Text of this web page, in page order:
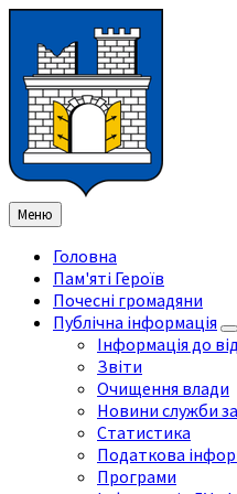
змісту
ліву
бічну
панель
праву
бічну
панель
нижнього
колонтитула
Меню
Головна
Пам'яті Героїв
Почесні громадяни
Публічна інформація
Інформація до
Звіти
Очищення влади
Новини служби
Статистика
Податкова
Програми